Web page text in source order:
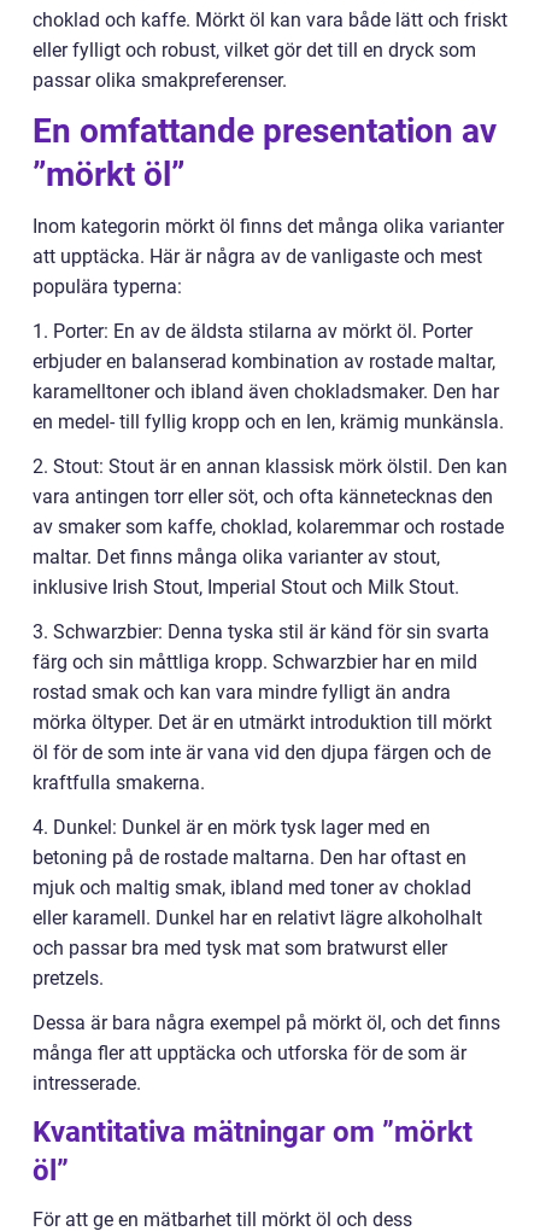
choklad och kaffe. Mörkt öl kan vara både lätt och friskt
eller fylligt och robust, vilket gör det till en dryck som
passar olika smakpreferenser.
En omfattande presentation av
”mörkt öl”
Inom kategorin mörkt öl finns det många olika varianter
att upptäcka. Här är några av de vanligaste och mest
populära typerna:
1. Porter: En av de äldsta stilarna av mörkt öl. Porter
erbjuder en balanserad kombination av rostade maltar,
karamelltoner och ibland även chokladsmaker. Den har
en medel- till fyllig kropp och en len, krämig munkänsla.
2. Stout: Stout är en annan klassisk mörk ölstil. Den kan
vara antingen torr eller söt, och ofta kännetecknas den
av smaker som kaffe, choklad, kolaremmar och rostade
maltar. Det finns många olika varianter av stout,
inklusive Irish Stout, Imperial Stout och Milk Stout.
3. Schwarzbier: Denna tyska stil är känd för sin svarta
färg och sin måttliga kropp. Schwarzbier har en mild
rostad smak och kan vara mindre fylligt än andra
mörka öltyper. Det är en utmärkt introduktion till mörkt
öl för de som inte är vana vid den djupa färgen och de
kraftfulla smakerna.
4. Dunkel: Dunkel är en mörk tysk lager med en
betoning på de rostade maltarna. Den har oftast en
mjuk och maltig smak, ibland med toner av choklad
eller karamell. Dunkel har en relativt lägre alkoholhalt
och passar bra med tysk mat som bratwurst eller
pretzels.
Dessa är bara några exempel på mörkt öl, och det finns
många fler att upptäcka och utforska för de som är
intresserade.
Kvantitativa mätningar om ”mörkt
öl”
För att ge en mätbarhet till mörkt öl och dess